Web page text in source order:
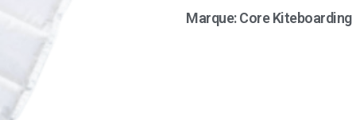
Marque:Core Kiteboarding